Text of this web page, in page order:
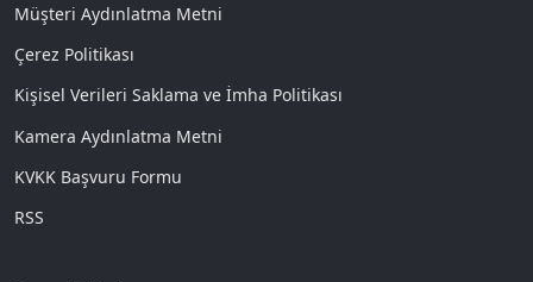
Müşteri Aydınlatma Metni
Çerez Politikası
Kişisel Verileri Saklama ve İmha Politikası
Kamera Aydınlatma Metni
KVKK Başvuru Formu
RSS